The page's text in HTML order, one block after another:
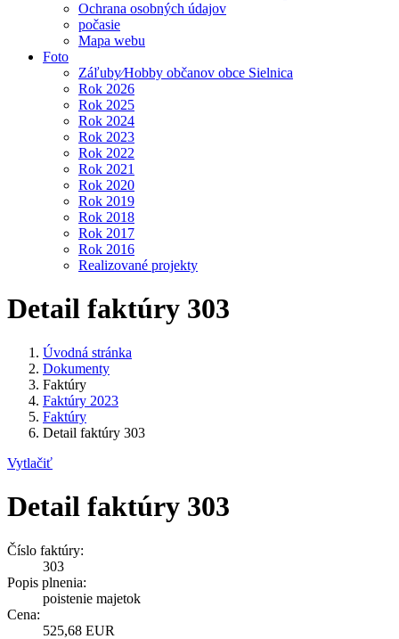
Ochrana osobných údajov
počasie
Mapa webu
Foto
Záľuby⁄Hobby občanov obce Sielnica
Rok 2026
Rok 2025
Rok 2024
Rok 2023
Rok 2022
Rok 2021
Rok 2020
Rok 2019
Rok 2018
Rok 2017
Rok 2016
Realizované projekty
Detail faktúry 303
Úvodná stránka
Dokumenty
Faktúry
Faktúry 2023
Faktúry
Detail faktúry 303
Vytlačiť
Detail faktúry 303
Číslo faktúry:
303
Popis plnenia:
poistenie majetok
Cena:
525,68 EUR